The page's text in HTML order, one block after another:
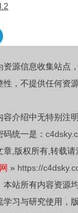
资源信息收集站点
性，不提供任何资
容介绍中无特别注
统一是：
章,版权所有,转载请
» https://
本站所有内容资源
学习与研究使用，